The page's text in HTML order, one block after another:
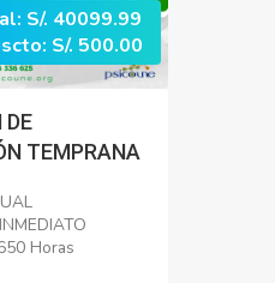
S/. 40099.99
S/. 500.00
DE
TEMPRANA
Horas